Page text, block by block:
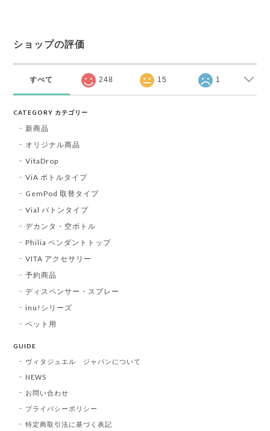
ショップの評価
すべて 248 15 1
CATEGORY カテゴリー
新商品
オリジナル商品
VitaDrop
ViA ボトルタイプ
GemPod 取替タイプ
Vial バトンタイプ
デカンタ・空ボトル
Philia ペンダントトップ
VITA アクセサリー
予約商品
ディスペンサー・スプレー
inu!シリーズ
ペット用
GUIDE
ヴィタジュエル ジャパンについて
NEWS
お問い合わせ
プライバシーポリシー
特定商取引法に基づく表記